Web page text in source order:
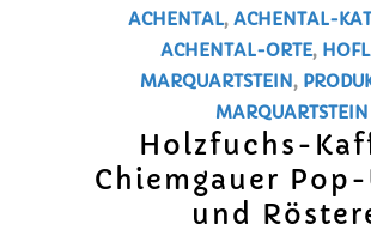
ACHENTAL, ACHENTAL-
ACHENTAL-ORTE,
MARQUARTSTEIN,
MARQUARTSTEIN
Holzfuchs-
Chiemgauer Pop-
und